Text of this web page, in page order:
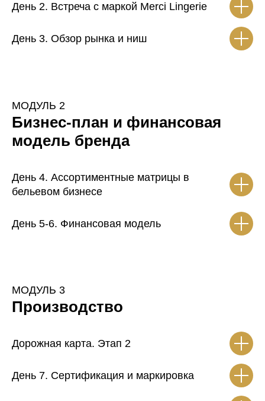
День 2. Встреча с маркой Merci Lingerie
День 3. Обзор рынка и ниш
МОДУЛЬ 2
Бизнес-план и финансовая
модель бренда
День 4. Ассортиментные матрицы в
бельевом бизнесе
День 5-6. Финансовая модель
МОДУЛЬ 3
Производство
Дорожная карта. Этап 2
День 7. Сертификация и маркировка